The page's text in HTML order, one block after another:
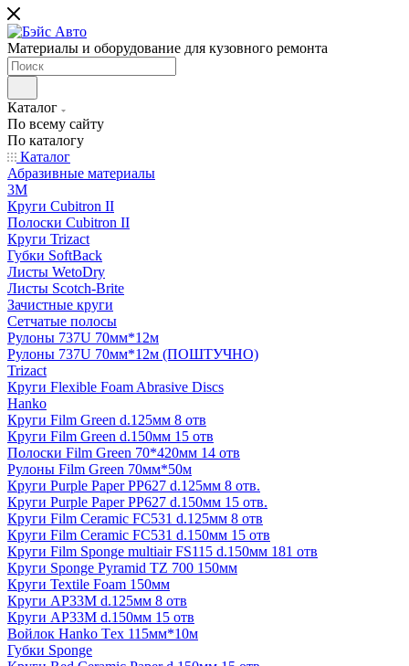
Материалы и оборудование для кузовного ремонта
Каталог
По всему сайту
По каталогу
Каталог
Абразивные материалы
3M
Круги Cubitron II
Полоски Cubitron II
Круги Trizact
Губки SoftBack
Листы WetoDry
Листы Scotch-Brite
Зачистные круги
Сетчатые полосы
Рулоны 737U 70мм*12м
Рулоны 737U 70мм*12м (ПОШТУЧНО)
Trizact
Круги Flexible Foam Abrasive Discs
Hanko
Круги Film Green d.125мм 8 отв
Круги Film Green d.150мм 15 отв
Полоски Film Green 70*420мм 14 отв
Рулоны Film Green 70мм*50м
Круги Purple Paper PP627 d.125мм 8 отв.
Круги Purple Paper PP627 d.150мм 15 отв.
Круги Film Ceramic FC531 d.125мм 8 отв
Круги Film Ceramic FC531 d.150мм 15 отв
Круги Film Sponge multiair FS115 d.150мм 181 отв
Круги Sponge Pyramid TZ 700 150мм
Круги Textile Foam 150мм
Круги AP33M d.125мм 8 отв
Круги AP33M d.150мм 15 отв
Войлок Hanko Tех 115мм*10м
Губки Sponge